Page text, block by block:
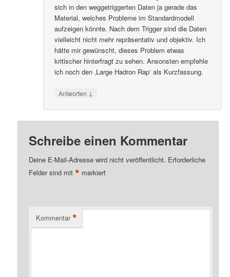
sich in den weggetriggerten Daten ja gerade das
Material, welches Probleme im Standardmodell
aufzeigen könnte. Nach dem Trigger sind die Daten
vielleicht nicht mehr repräsentativ und objektiv. Ich
hätte mir gewünscht, dieses Problem etwas
kritischer hinterfragt zu sehen. Ansonsten empfehle
ich noch den ‚Large Hadron Rap‘ als Kurzfassung.
Antworten ↓
Schreibe einen Kommentar
Deine E-Mail-Adresse wird nicht veröffentlicht. Erforderliche
Felder sind mit* markiert
Kommentar *